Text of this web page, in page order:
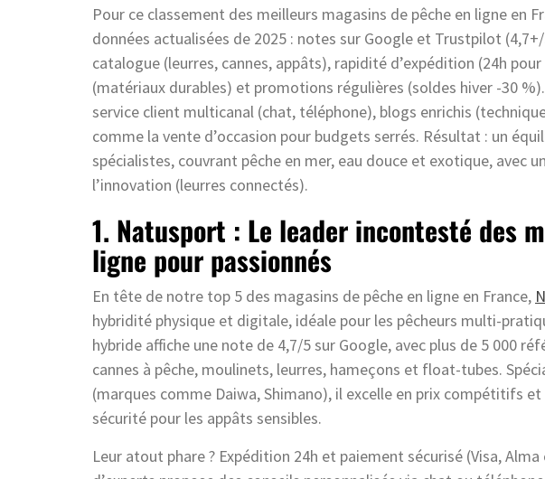
Pour ce classement des meilleurs magasins de pêche en ligne en
données actualisées de 2025 : notes sur Google et Trustpilot
catalogue (leurres, cannes, appâts), rapidité d’expédition (24h
(matériaux durables) et promotions régulières (soldes hiver -30
service client multicanal (chat, téléphone), blogs enrichis
comme la vente d’occasion pour budgets serrés. Résultat : un
spécialistes, couvrant pêche en mer, eau douce et exotique, avec
l’innovation (leurres connectés).
1. Natusport : Le leader incontesté des
ligne pour passionnés
En tête de notre top 5 des magasins de pêche en ligne en France,
hybridité physique et digitale, idéale pour les pêcheurs multi-
hybride affiche une note de 4,7/5 sur Google, avec plus de 5 000
cannes à pêche, moulinets, leurres, hameçons et float-tubes.
(marques comme Daiwa, Shimano), il excelle en prix compétitifs
sécurité pour les appâts sensibles.
Leur atout phare ? Expédition 24h et paiement sécurisé (Visa,